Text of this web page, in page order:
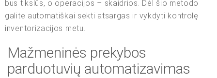
bus tikslūs, o operacijos – skaidrios. Dėl šio metodo
galite automatiškai sekti atsargas ir vykdyti kontrolę
inventorizacijos metu.
Mažmeninės prekybos
parduotuvių automatizavimas